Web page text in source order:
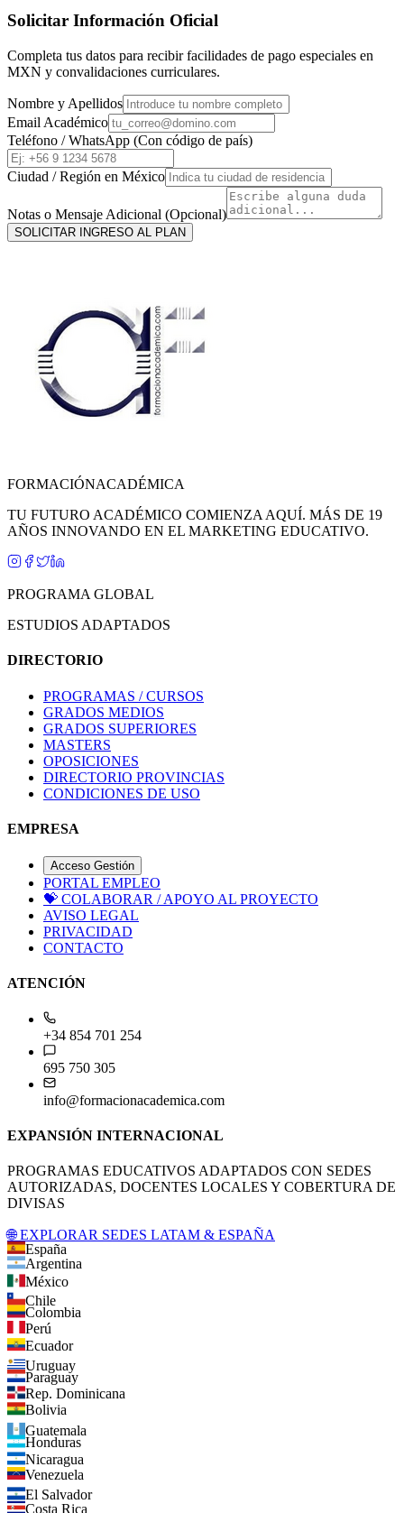
Solicitar Información Oficial
Completa tus datos para recibir facilidades de pago especiales en
MXN y convalidaciones curriculares.
Nombre y Apellidos
Email Académico
Teléfono / WhatsApp (Con código de país)
Ciudad / Región en México
Notas o Mensaje Adicional (Opcional)
SOLICITAR INGRESO AL PLAN
FORMACIÓNACADÉMICA
TU FUTURO ACADÉMICO COMIENZA AQUÍ. MÁS DE 19
AÑOS INNOVANDO EN EL MARKETING EDUCATIVO.
PROGRAMA GLOBAL
ESTUDIOS ADAPTADOS
DIRECTORIO
PROGRAMAS / CURSOS
GRADOS MEDIOS
GRADOS SUPERIORES
MASTERS
OPOSICIONES
DIRECTORIO PROVINCIAS
CONDICIONES DE USO
EMPRESA
Acceso Gestión
PORTAL EMPLEO
💝 COLABORAR / APOYO AL PROYECTO
AVISO LEGAL
PRIVACIDAD
CONTACTO
ATENCIÓN
+34 854 701 254
695 750 305
info@formacionacademica.com
EXPANSIÓN INTERNACIONAL
PROGRAMAS EDUCATIVOS ADAPTADOS CON SEDES
AUTORIZADAS, DOCENTES LOCALES Y COBERTURA DE
DIVISAS
🌐 EXPLORAR SEDES LATAM & ESPAÑA
España
Argentina
México
Chile
Colombia
Perú
Ecuador
Uruguay
Paraguay
Rep. Dominicana
Bolivia
Guatemala
Honduras
Nicaragua
Venezuela
El Salvador
Costa Rica